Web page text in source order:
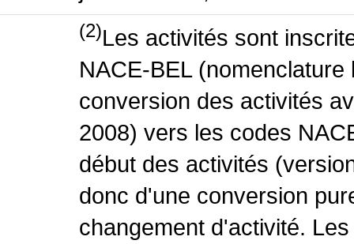
(2)Les activités sont
NACE-BEL
conversion des activités
2008) vers les codes
début des activités
donc d'une conversion
changement d'activité.